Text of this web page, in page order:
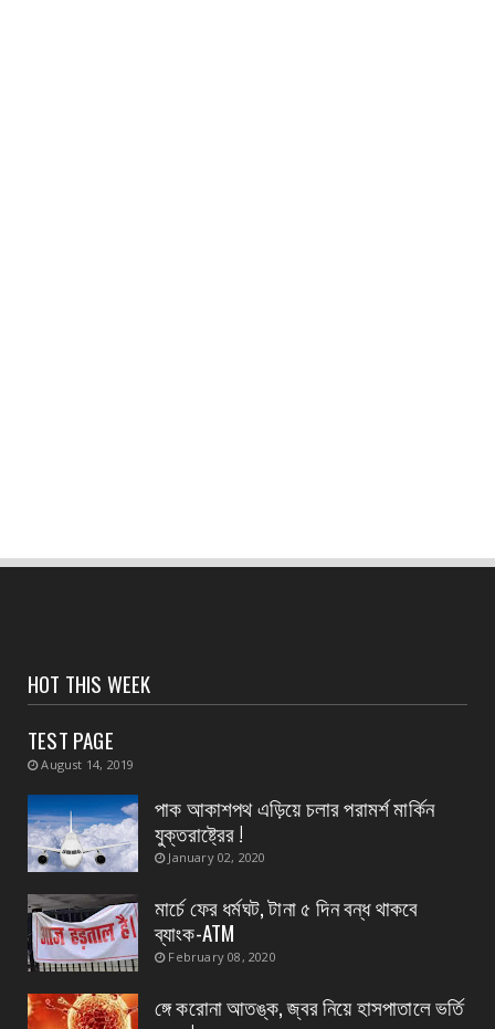
হলদিয়া পুরসভার ওয়ার্ড পুনর্বিন্যাসের পরামর্শ মুখ্যমন্ত্রীর,
সংবাদপত্রের ধার্যকৃত সোনা ও রূপার গহনা দর:
August 07, 2026
August 07, 2026
CONTACT
নৈপুর গ্রাম পঞ্চায়েতে বিজেপির নতুন বোর্ড গঠন, প্রধান
পদে মদ...
August 07, 2026
HOT THIS WEEK
TEST PAGE
August 14, 2019
পাক আকাশপথ এড়িয়ে চলার পরামর্শ মার্কিন
যুক্তরাষ্ট্রের !
January 02, 2020
মার্চে ফের ধর্মঘট, টানা ৫ দিন বন্ধ থাকবে
ব্যাংক-ATM
February 08, 2020
ঙ্গে করোনা আতঙ্ক, জ্বর নিয়ে হাসপাতালে ভর্তি